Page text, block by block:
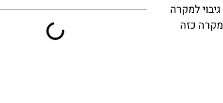
גיבוי למקרה
כזה